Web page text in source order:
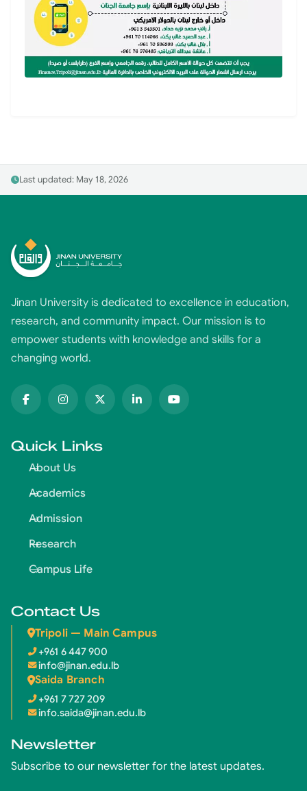
Last updated: May 18, 2026
Jinan University is dedicated to excellence in education,
research, and community impact. Our mission is to
empower students with knowledge and skills for a
changing world.
Quick Links
About Us
Academics
Admission
Research
Campus Life
Contact Us
Tripoli — Main Campus
+961 6 447 900
info@jinan.edu.lb
Saida Branch
+961 7 727 209
info.saida@jinan.edu.lb
Newsletter
Subscribe to our newsletter for the latest updates.